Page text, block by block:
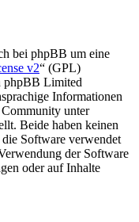
bei phpBB um eine
v2“ (GPL)
phpBB Limited
Informationen
unter
Beide haben keinen
Software verwendet
der Software
oder auf Inhalte